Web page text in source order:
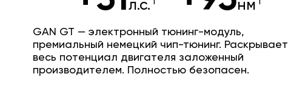
л.с. нм
GAN GT — электронный тюнинг-модуль,
премиальный немецкий чип-тюнинг. Раскрывает
весь потенциал двигателя заложенный
производителем. Полностью безопасен.